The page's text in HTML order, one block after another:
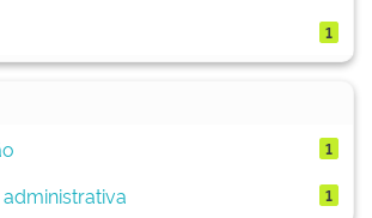
1
1
1